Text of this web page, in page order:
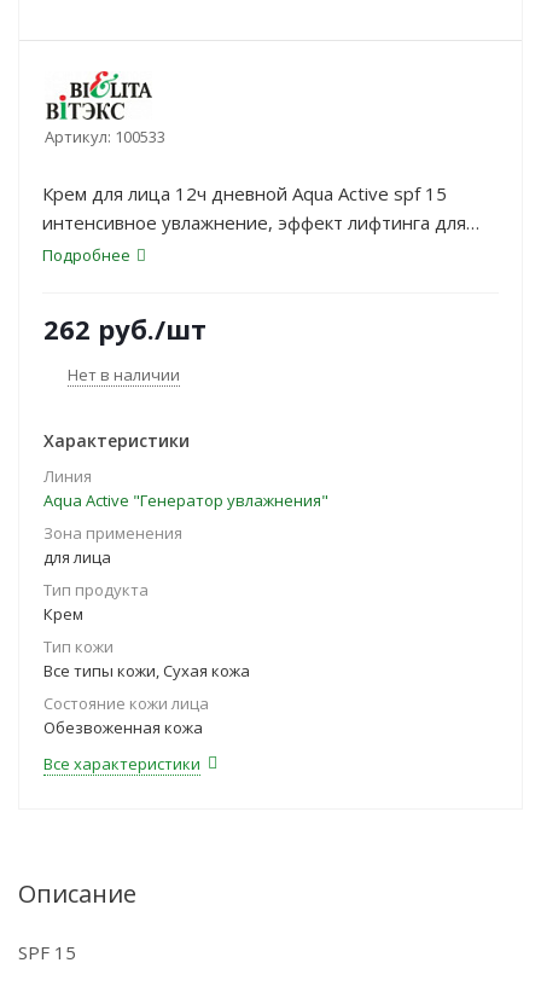
Артикул: 100533
Крем для лица 12ч дневной Aqua Active spf 15
интенсивное увлажнение, эффект лифтинга для
всех типов кожи 50мл
Подробнее
262 руб./шт
Нет в наличии
Характеристики
Линия
Aqua Active "Генератор увлажнения"
Зона применения
для лица
Тип продукта
Крем
Тип кожи
Все типы кожи, Сухая кожа
Состояние кожи лица
Обезвоженная кожа
Все характеристики
Описание
SPF 15